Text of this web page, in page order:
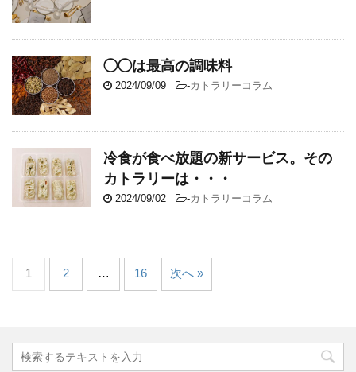
◯◯は最高の調味料
2024/09/09 -カトラリーコラム
冷食が食べ放題の新サービス。その
カトラリーは・・・
2024/09/02 -カトラリーコラム
1 2 … 16 次へ »